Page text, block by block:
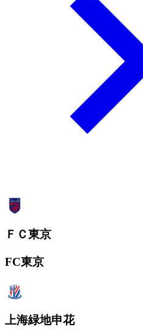
ＦＣ東京
FC東京
上海緑地申花